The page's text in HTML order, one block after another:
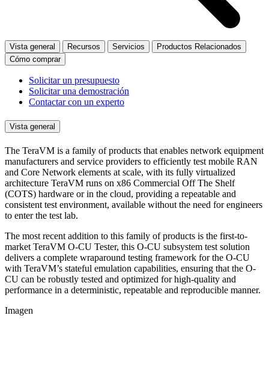
Vista general Recursos Servicios
Productos Relacionados
Cómo comprar
Solicitar un presupuesto
Solicitar una demostración
Contactar con un experto
Vista general
The TeraVM is a family of products that enables network equipment
manufacturers and service providers to efficiently test mobile RAN
and Core Network elements at scale, with its fully virtualized
architecture TeraVM runs on x86 Commercial Off The Shelf
(COTS) hardware or in the cloud, providing a repeatable and
consistent test environment, available without the need for engineers
to enter the test lab.
The most recent addition to this family of products is the first-to-
market TeraVM O-CU Tester, this O-CU subsystem test solution
delivers a complete wraparound testing framework for the O-CU
with TeraVM’s stateful emulation capabilities, ensuring that the O-
CU can be robustly tested and optimized for high-quality and
performance in a deterministic, repeatable and reproducible manner.
Imagen